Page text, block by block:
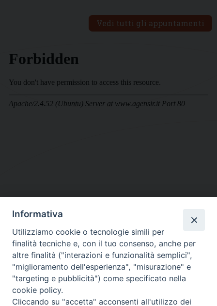
Vedi tutti gli appuntamenti
DIOCESI SUBURBICARIA DI ALBANO
Contatti:Tel.: 06.93268401 - Fax.: 06.9323844
E-mail:curia@diocesidialbano.it
Orari: dal Lunedì al Venerdì Ore: 9:00 - 13:00
Informativa
Utilizziamo cookie o tecnologie simili per
finalità tecniche e, con il tuo consenso, anche per
altre finalità ("interazioni e funzionalità semplici",
"miglioramento dell'esperienza", "misurazione" e
"targeting e pubblicità") come specificato nella
cookie policy.
Cliccando su "accetta" acconsenti all'utilizzo dei